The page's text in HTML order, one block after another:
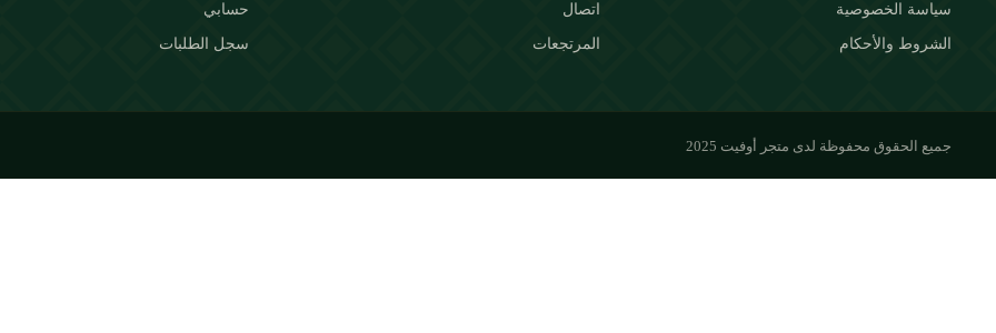
سياسة الخصوصية
الشروط والأحكام
اتصال
المرتجعات
حسابي
سجل الطلبات
جميع الحقوق محفوظة لدى متجر أوفيت 2025